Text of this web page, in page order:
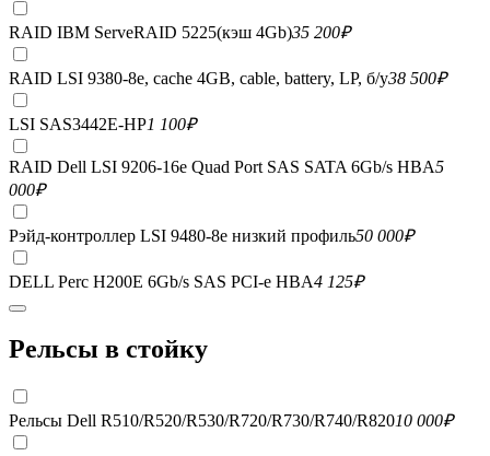
RAID IBM ServeRAID 5225(кэш 4Gb)35 200₽
RAID LSI 9380-8e, сache 4GB, cable, battery, LP, б/у38 500₽
LSI SAS3442E-HP1 100₽
RAID Dell LSI 9206-16e Quad Port SAS SATA 6Gb/s HBA5
000₽
Рэйд-контроллер LSI 9480-8e низкий профиль50 000₽
DELL Perc H200E 6Gb/s SAS PCI-e HBA4 125₽
Рельсы в стойку
Рельсы Dell R510/R520/R530/R720/R730/R740/R82010 000₽